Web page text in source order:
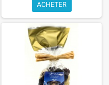
ACHETER